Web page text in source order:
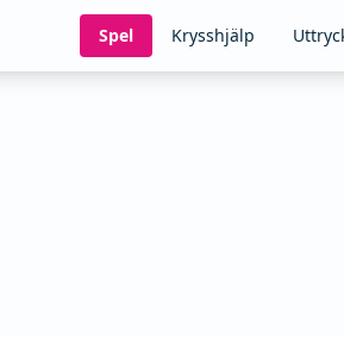
Spel Krysshjälp